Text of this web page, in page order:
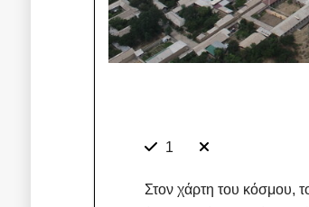
1
Στον χάρτη του κόσμου,